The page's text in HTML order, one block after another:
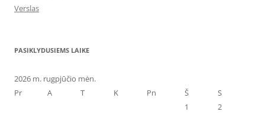
Verslas
PASIKLYDUSIEMS LAIKE
2026 m. rugpjūčio mėn.
Pr
A T K Pn Š
S
1
2